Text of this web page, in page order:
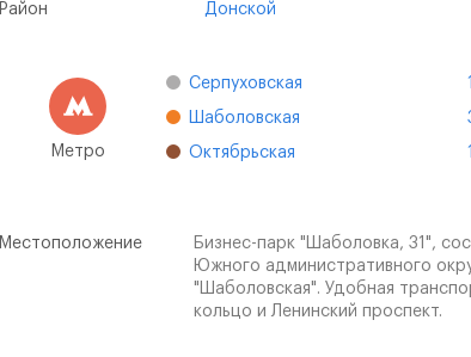
Район Донской
Метро
Серпуховская
Шаболовская
Октябрьская
Местоположение
Бизнес-парк "Шаболовка, 31",
Южного административного
"Шаболовская". Удобная
кольцо и Ленинский проспект.